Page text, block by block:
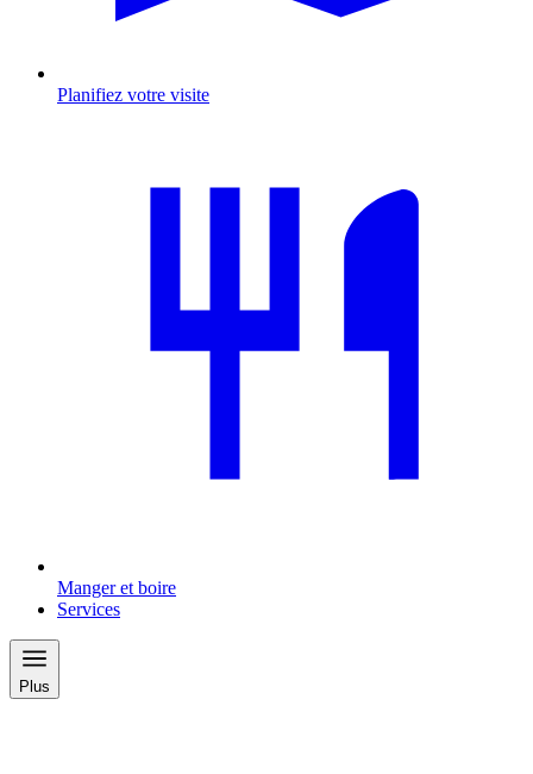
Planifiez votre visite
Manger et boire
Services
Plus